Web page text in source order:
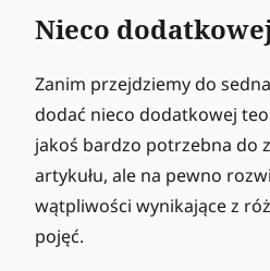
Nieco
Zanim przejdziemy do
dodać nieco dodatkowej
jakoś bardzo potrzebna do
artykułu, ale na pewno
wątpliwości wynikające z
pojęć.